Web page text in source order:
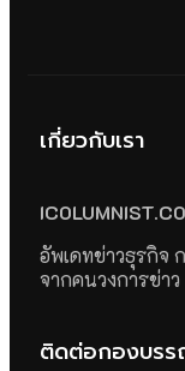
เกี่ยวกับเรา
ICOLUMNIST.CO
อัพเดทข่าวธุรกิจ
จากคนวงการข่าว
ติดต่อกองบรร